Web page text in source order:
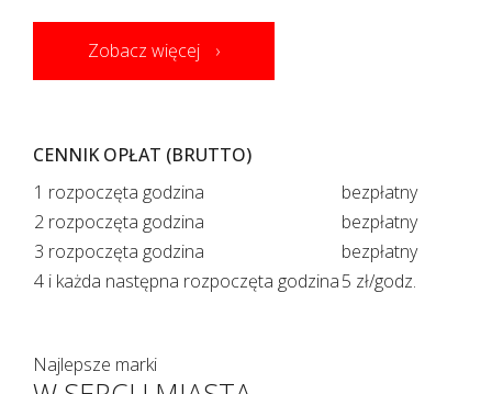
Zobacz więcej
CENNIK OPŁAT (BRUTTO)
1 rozpoczęta godzina
bezpłatny
2 rozpoczęta godzina
bezpłatny
3 rozpoczęta godzina
bezpłatny
4 i każda następna rozpoczęta godzina5 zł/godz.
Najlepsze marki